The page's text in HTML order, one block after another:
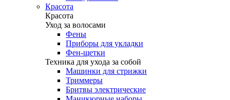
Красота
Красота
Уход за волосами
Фены
Приборы для укладки
Фен-щетки
Техника для ухода за собой
Машинки для стрижки
Триммеры
Бритвы электрические